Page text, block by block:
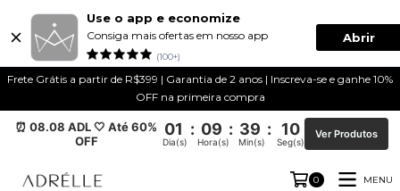
Use o app e economize
Consiga mais ofertas em nosso app
(100+)
Abrir
Frete Grátis a partir de R$399 | Garantia de 2 anos | Inscreva-se e ganhe 10%
OFF na primeira compra
⏰ 08.08 ADL 🤍 Até 60%
OFF
01 : 09 : 39 : 09
Dia(s) Hora(s) Min(s) Seg(s)
Ver Produtos
0 MENU